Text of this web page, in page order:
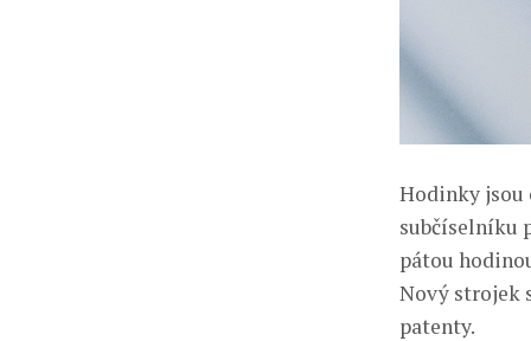
Hodinky jsou
subčíselníku
pátou
Nový strojek
patenty.